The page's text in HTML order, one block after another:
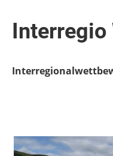
Interregio